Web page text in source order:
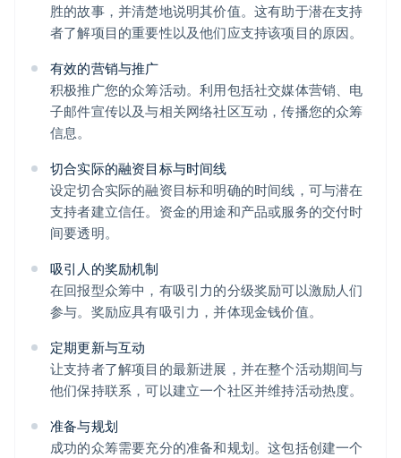
胜的故事，并清楚地说明其价值。这有助于潜在支持
者了解项目的重要性以及他们应支持该项目的原因。
有效的营销与推广
积极推广您的众筹活动。利用包括社交媒体营销、电
子邮件宣传以及与相关网络社区互动，传播您的众筹
信息。
切合实际的融资目标与时间线
设定切合实际的融资目标和明确的时间线，可与潜在
支持者建立信任。资金的用途和产品或服务的交付时
间要透明。
吸引人的奖励机制
在回报型众筹中，有吸引力的分级奖励可以激励人们
参与。奖励应具有吸引力，并体现金钱价值。
定期更新与互动
让支持者了解项目的最新进展，并在整个活动期间与
他们保持联系，可以建立一个社区并维持活动热度。
准备与规划
成功的众筹需要充分的准备和规划。这包括创建一个